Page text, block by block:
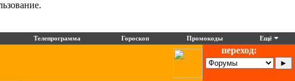
Телепрограмма Гороскоп Промокоды Ещё
переход: